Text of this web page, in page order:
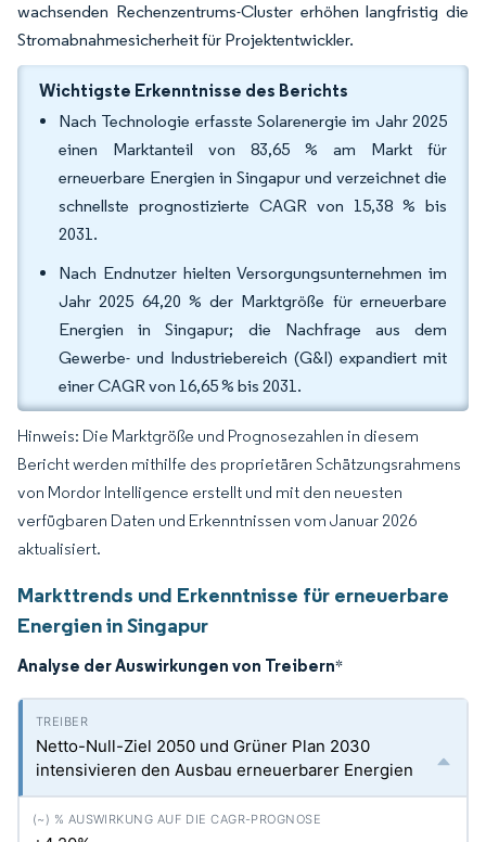
wachsenden Rechenzentrums-Cluster erhöhen langfristig die
Stromabnahmesicherheit für Projektentwickler.
Wichtigste Erkenntnisse des Berichts
Nach Technologie erfasste Solarenergie im Jahr 2025
einen Marktanteil von 83,65 % am Markt für
erneuerbare Energien in Singapur und verzeichnet die
schnellste prognostizierte CAGR von 15,38 % bis
2031.
Nach Endnutzer hielten Versorgungsunternehmen im
Jahr 2025 64,20 % der Marktgröße für erneuerbare
Energien in Singapur; die Nachfrage aus dem
Gewerbe- und Industriebereich (G&I) expandiert mit
einer CAGR von 16,65 % bis 2031.
Hinweis: Die Marktgröße und Prognosezahlen in diesem
Bericht werden mithilfe des proprietären Schätzungsrahmens
von Mordor Intelligence erstellt und mit den neuesten
verfügbaren Daten und Erkenntnissen vom Januar 2026
aktualisiert.
Markttrends und Erkenntnisse für erneuerbare
Energien in Singapur
Analyse der Auswirkungen von Treibern*
Netto-Null-Ziel 2050 und Grüner Plan 2030
intensivieren den Ausbau erneuerbarer Energien